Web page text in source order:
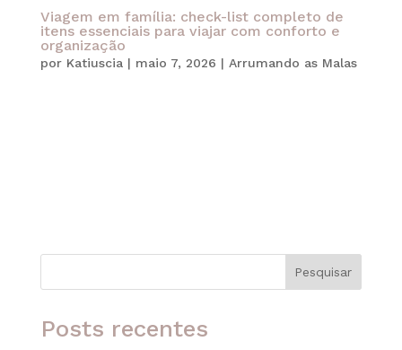
Viagem em família: check-list completo de
itens essenciais para viajar com conforto e
organização
por Katiuscia| maio 7, 2026 | Arrumando as Malas
Pesquisar
Posts recentes